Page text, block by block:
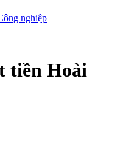
nghiệp
tiền Hoài